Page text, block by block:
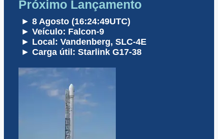
Próximo Lançamento
► 8 Agosto (16:24:49UTC)
► Veículo: Falcon-9
► Local: Vandenberg, SLC-4E
► Carga útil: Starlink G17-38